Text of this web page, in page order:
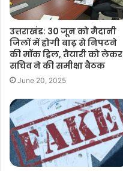
उत्तराखंड: 30 जून को मैदानी
जिलों में होगी बाढ़ से निपटने
की मॉक ड्रिल, तैयारी को लेकर
सचिव ने की समीक्षा बैठक
June 20, 2025